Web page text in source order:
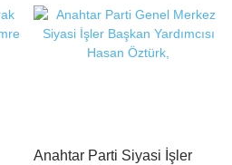
Anahtar Parti Siyasi İşler